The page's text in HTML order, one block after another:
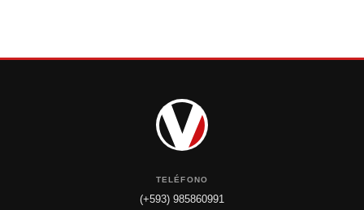
TELÉFONO
(+593) 985860991